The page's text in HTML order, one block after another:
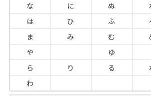
な
に ぬ
は
ひ ふ
ま
み む
や
ゆ
ら
り る
わ